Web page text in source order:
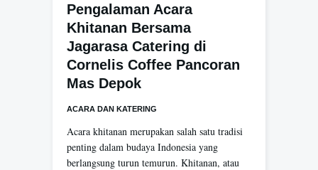
Pengalaman Acara
Khitanan Bersama
Jagarasa Catering di
Cornelis Coffee Pancoran
Mas Depok
ACARA DAN KATERING
Acara khitanan merupakan salah satu tradisi
penting dalam budaya Indonesia yang
berlangsung turun temurun. Khitanan, atau